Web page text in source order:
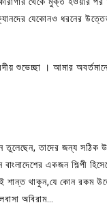
যেকোনও ধরনের
শুভেচ্ছা । আমার
তুলেছেন, তাদের জন্য সঠিক
একজন শিল্পী
শান্ত থাকুন,যে কোন রকম
অবিরাম…
ক্লাবের নির্বাচন
জন প্রার্থী ভোটযুদ্ধে
0